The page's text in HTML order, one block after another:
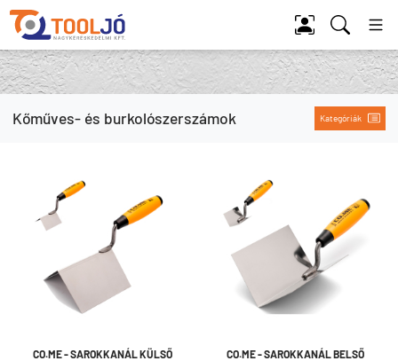
Tool Jó
Kőműves- és burkolószerszámok Kategóriák
CO.ME - SAROKKANÁL KÜLSŐ CO.ME - SAROKKANÁL BELSŐ